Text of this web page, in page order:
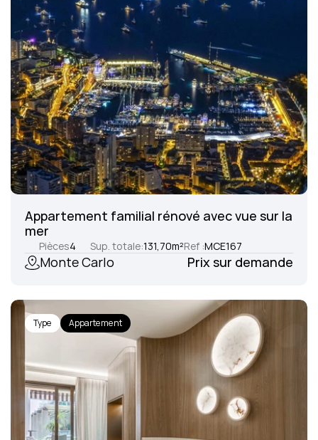
Appartement familial rénové avec vue sur la
mer
Pièces4 Sup. totale:131,70m²Ref :MCE167
Monte Carlo Prix sur demande
Type Appartement